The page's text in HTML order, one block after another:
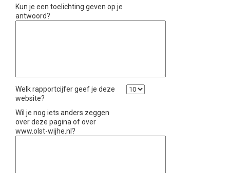
Kun je een toelichting geven op je
antwoord?
Welk rapportcijfer geef je deze
website?
Wil je nog iets anders zeggen
over deze pagina of over
www.olst-wijhe.nl?